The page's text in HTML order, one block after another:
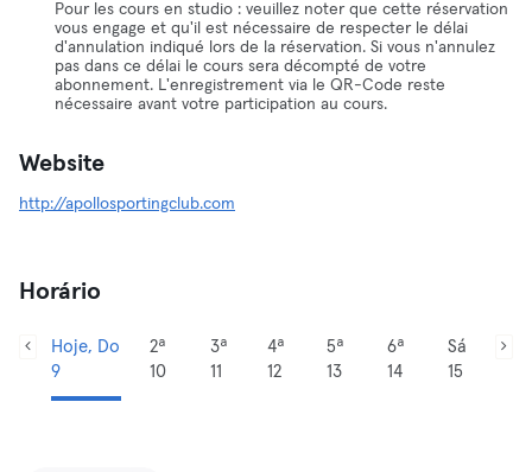
Pour les cours en studio : veuillez noter que cette réservation
vous engage et qu'il est nécessaire de respecter le délai
d'annulation indiqué lors de la réservation. Si vous n'annulez
pas dans ce délai le cours sera décompté de votre
abonnement. L'enregistrement via le QR-Code reste
nécessaire avant votre participation au cours.
Website
http://apollosportingclub.com
Horário
Hoje, Do
9
2ª
10
3ª
11
4ª
12
5ª
13
6ª
14
Sá
15